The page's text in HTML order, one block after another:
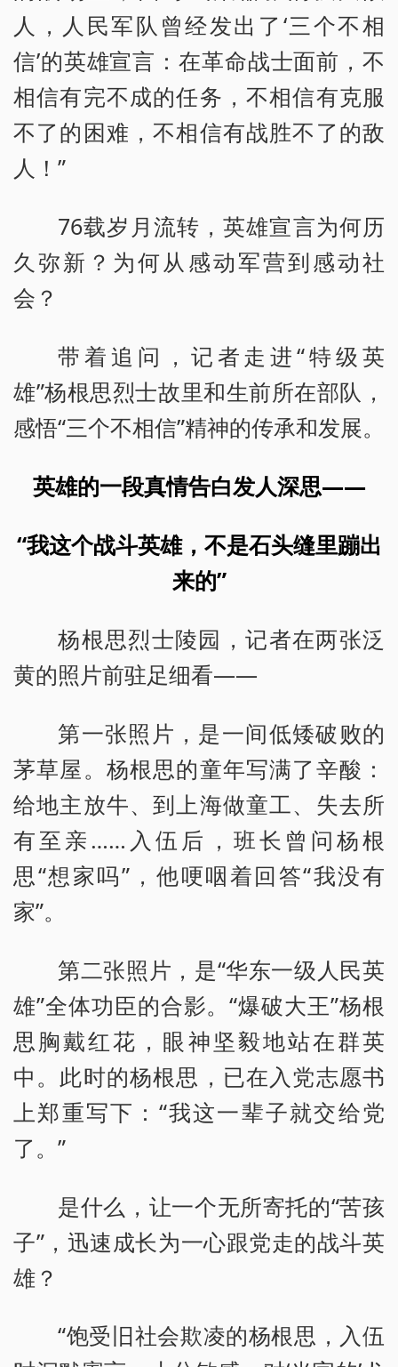
人，人民军队曾经发出了‘三个不相
信’的英雄宣言：在革命战士面前，不
相信有完不成的任务，不相信有克服
不了的困难，不相信有战胜不了的敌
人！”
76载岁月流转，英雄宣言为何历
久弥新？为何从感动军营到感动社
会？
带着追问，记者走进“特级英
雄”杨根思烈士故里和生前所在部队，
感悟“三个不相信”精神的传承和发展。
英雄的一段真情告白发人深思——
“我这个战斗英雄，不是石头缝里蹦出
来的”
杨根思烈士陵园，记者在两张泛
黄的照片前驻足细看——
第一张照片，是一间低矮破败的
茅草屋。杨根思的童年写满了辛酸：
给地主放牛、到上海做童工、失去所
有至亲……入伍后，班长曾问杨根
思“想家吗”，他哽咽着回答“我没有
家”。
第二张照片，是“华东一级人民英
雄”全体功臣的合影。“爆破大王”杨根
思胸戴红花，眼神坚毅地站在群英
中。此时的杨根思，已在入党志愿书
上郑重写下：“我这一辈子就交给党
了。”
是什么，让一个无所寄托的“苦孩
子”，迅速成长为一心跟党走的战斗英
雄？
“饱受旧社会欺凌的杨根思，入伍